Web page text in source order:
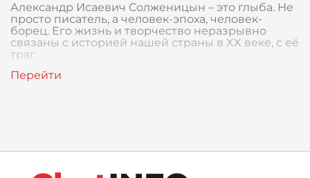
Александр Исаевич Солженицын – это глыба. Не
просто писатель, а человек-эпоха, человек-
борец. Его жизнь и творчество неразрывно
связаны с историей нашей страны в XX веке, с её
траг